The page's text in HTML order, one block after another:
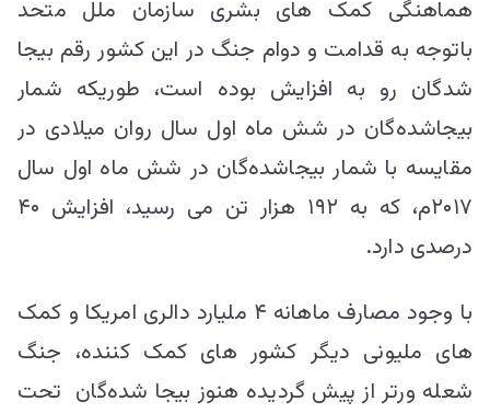
هماهنگی کمک های بشری سازمان ملل متحد
باتوجه به قدامت و دوام جنگ در این کشور رقم بیجا
شدگان رو به افزایش بوده است، طوریکه شمار
بیجاشده‌گان در شش ماه اول سال روان میلادی در
مقایسه با شمار بیجاشده‌گان در شش ماه اول سال
۲۰۱۷م، که به ۱۹۲ هزار تن می رسید، افزایش ۴۰
درصدی دارد.
با وجود مصارف ماهانه ۴ ملیارد دالری امریکا و کمک
های ملیونی دیگر کشور های کمک کننده، جنگ
شعله ورتر از پیش گردیده هنوز بیجا شده‌گان تحت